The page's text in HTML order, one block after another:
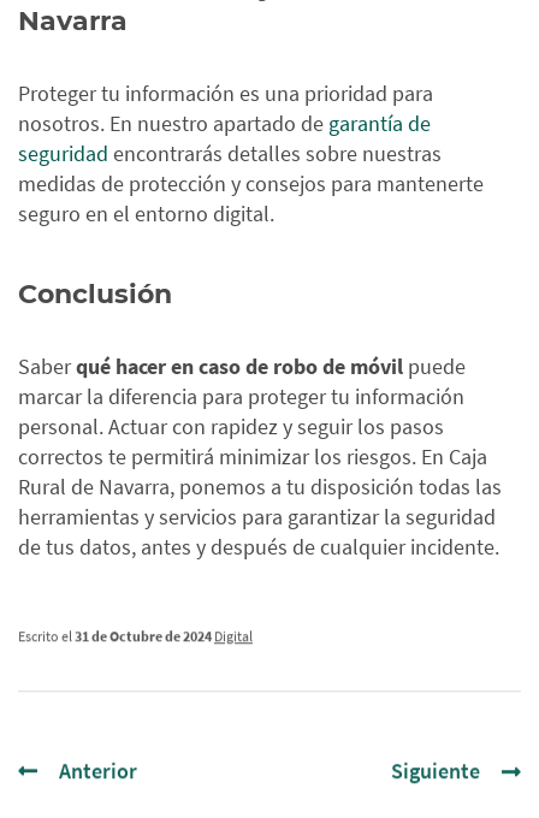
Navarra
Proteger tu información es una prioridad para
nosotros. En nuestro apartado de garantía de
seguridad encontrarás detalles sobre nuestras
medidas de protección y consejos para mantenerte
seguro en el entorno digital.
Conclusión
Saberqué hacer en caso de robo de móvil puede
marcar la diferencia para proteger tu información
personal. Actuar con rapidez y seguir los pasos
correctos te permitirá minimizar los riesgos. En Caja
Rural de Navarra, ponemos a tu disposición todas las
herramientas y servicios para garantizar la seguridad
de tus datos, antes y después de cualquier incidente.
Escrito el 31 de Octubre de 2024 Digital
Anterior Siguiente